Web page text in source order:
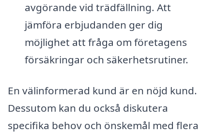
avgörande vid trädfällning. Att
jämföra erbjudanden ger dig
möjlighet att fråga om företagens
försäkringar och säkerhetsrutiner.
En välinformerad kund är en nöjd kund.
Dessutom kan du också diskutera
specifika behov och önskemål med flera